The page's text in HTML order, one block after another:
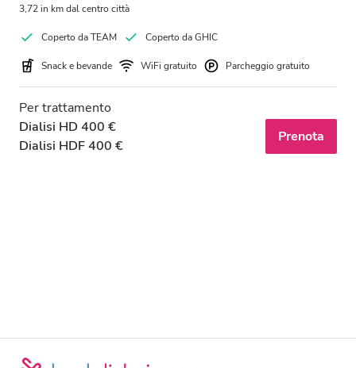
3,72 in km dal centro città
Coperto da TEAM Coperto da GHIC
Snack e bevande WiFi gratuito Parcheggio gratuito
Per trattamento
Dialisi HD 400 €
Dialisi HDF 400 €
Prenota